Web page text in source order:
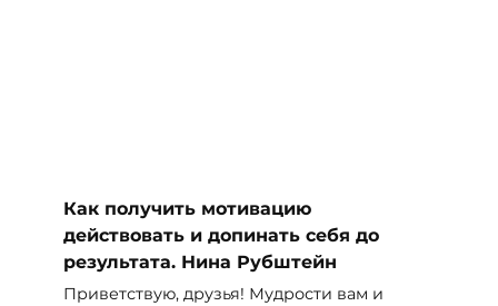
Как получить мотивацию
действовать и допинать себя до
результата. Нина Рубштейн
Приветствую, друзья! Мудрости вам и